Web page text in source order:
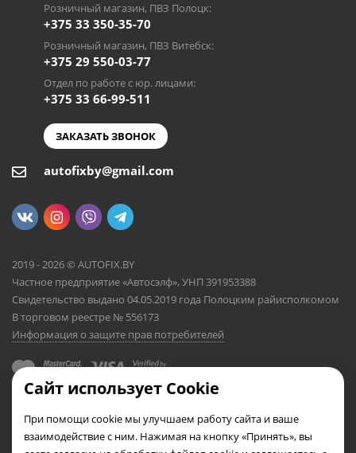
Розничный магазин, ПВЗ Полоцк:
+375 33 350-35-70
Розничный магазин, ПВЗ Витебск:
+375 29 550-03-77
Отдел по работе с юр. лицами:
+375 33 66-99-511
ЗАКАЗАТЬ ЗВОНОК
autofixby@gmail.com
2019 - 2026 © AUTOFIX.BY
Частное предприятие «Автосэлф», УНП 391953388
Свидетельство выдано 04.05.2019 года Полоцким райисполкомом
В торговом реестре № 556173
Информация о защите прав потребителей
Сайт использует Cookie
При помощи cookie мы улучшаем работу сайта и ваше
взаимодействие с ним. Нажимая на кнопку «Принять», вы